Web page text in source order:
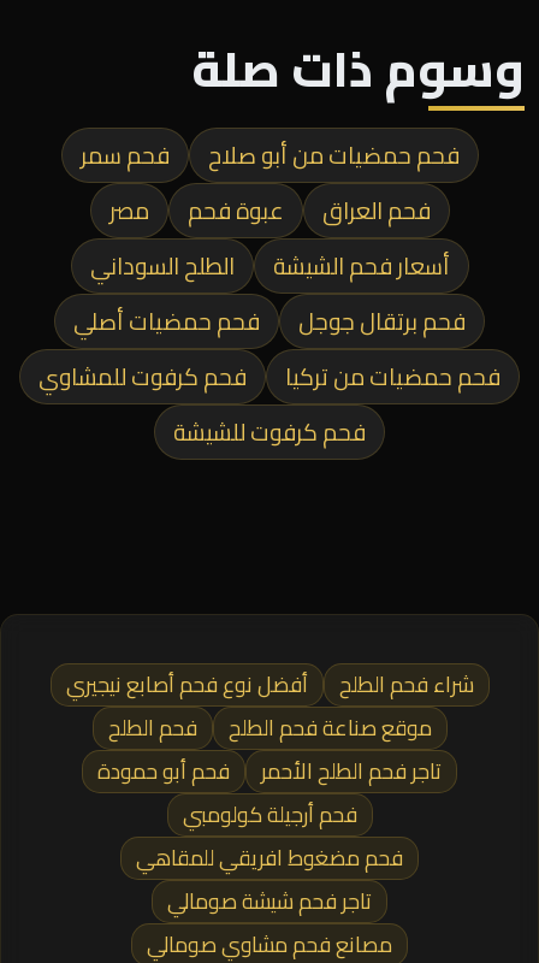
وسوم ذات صلة
فحم حمضيات من أبو صلاح
فحم سمر
فحم العراق
عبوة فحم
مصر
أسعار فحم الشيشة
الطلح السوداني
فحم برتقال جوجل
فحم حمضيات أصلي
فحم حمضيات من تركيا
فحم كرفوت للمشاوي
فحم كرفوت للشيشة
شراء فحم الطلح
أفضل نوع فحم أصابع نيجيري
موقع صناعة فحم الطلح
فحم الطلح
تاجر فحم الطلح الأحمر
فحم أبو حمودة
فحم أرجيلة كولومبي
فحم مضغوط افريقي للمقاهي
تاجر فحم شيشة صومالي
مصانع فحم مشاوي صومالي